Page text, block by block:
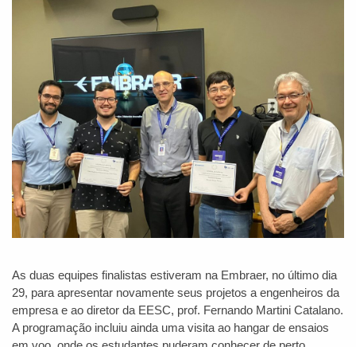
As duas equipes finalistas estiveram na Embraer, no último dia
29, para apresentar novamente seus projetos a engenheiros da
empresa e ao diretor da EESC, prof. Fernando Martini Catalano.
A programação incluiu ainda uma visita ao hangar de ensaios